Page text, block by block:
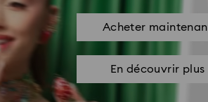
Acheter
En découvrir plus